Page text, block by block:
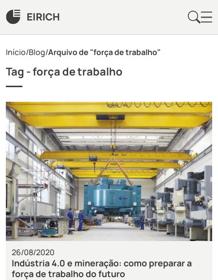
Início/Blog/Arquivo de "força de trabalho"
Tag -força de trabalho
26/08/2020
Indústria 4.0 e mineração: como preparar a
força de trabalho do futuro